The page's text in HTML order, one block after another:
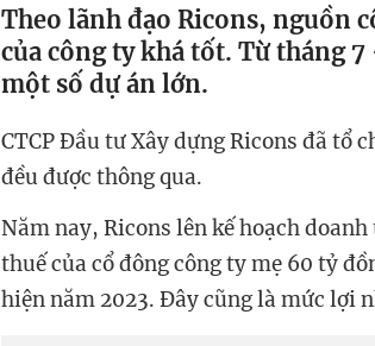
Theo lãnh đạo Ricons, nguồn
của công ty khá tốt. Từ tháng
một số dự án lớn.
CTCP Đầu tư Xây dựng Ricons đã
đều được thông qua.
Năm nay, Ricons lên kế hoạch
thuế của cổ đông công ty mẹ 60 tỷ
hiện năm 2023. Đây cũng là mức lợi